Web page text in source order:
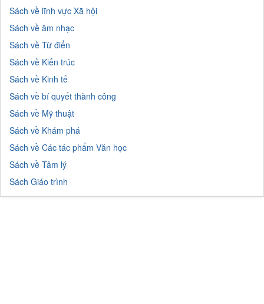
Sách về lĩnh vực Xã hội
Sách về âm nhạc
Sách về Từ điển
Sách về Kiến trúc
Sách về Kinh tế
Sách về bí quyết thành công
Sách về Mỹ thuật
Sách về Khám phá
Sách về Các tác phẩm Văn học
Sách về Tâm lý
Sách Giáo trình